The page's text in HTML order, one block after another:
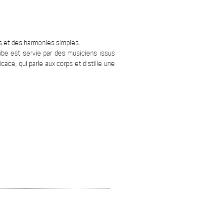
et des harmonies simples.
est servie par des musiciens issus
qui parle aux corps et distille une